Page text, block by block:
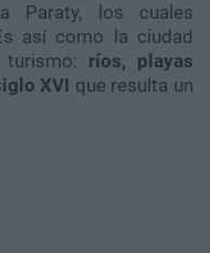
Paraty, los cuales
así como la ciudad
ríos, playas
XVI que resulta un